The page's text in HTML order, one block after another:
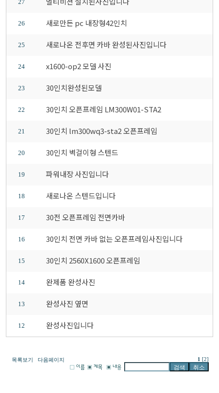
27
26 새로만든 pc 내장형42인치
25 새로나온 전후면 카바 완성된사진입니다
24 x1600-op2 모델 사진
23 30인치완성된모델
22 30인치 오픈프레임 LM300W01-STA2
21 30인치 lm300wq3-sta2 오픈프레임
20 30인치 벽걸이형 스텐드
19 파워내장 사진입니다
18 새로나온 스텐드입니다
17 30전 오픈프레임 전면카바
16 30인치 전면 카바 없는 오픈프레임사진입니다
15 30인치 2560X1600 오픈프레임
14 완제품 완성사진
13 완성사진 옆면
12 완성사진입니다
목록보기 다음페이지 1 [2]